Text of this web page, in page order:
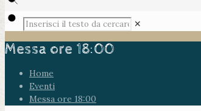
✕
Messa ore 18:00
Home
Eventi
Messa ore 18:00